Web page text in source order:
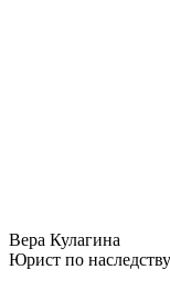
Вера Кулагина
Юрист по